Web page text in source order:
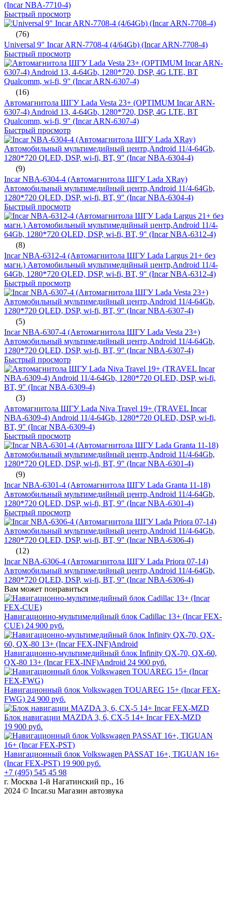
(Incar NBA-7710-4)
Быстрый просмотр
(76)
Universal 9" Incar ARN-7708-4 (4/64Gb) (Incar ARN-7708-4)
Быстрый просмотр
(16)
Автомагнитола ШГУ Lada Vesta 23+ (OPTIMUM Incar ARN-
6307-4) Android 13, 4-64Gb, 1280*720, DSP, 4G LTE, BT
Qualcomm, wi-fi, 9" (Incar ARN-6307-4)
Быстрый просмотр
(9)
Incar NBA-6304-4 (Автомагнитола ШГУ Lada XRay)
Автомобильный мультимедийный центр,Android 11/4-64Gb,
1280*720 QLED, DSP, wi-fi, BT, 9" (Incar NBA-6304-4)
Быстрый просмотр
(8)
Incar NBA-6312-4 (Автомагнитола ШГУ Lada Largus 21+ без
магн.) Автомобильный мультимедийный центр,Android 11/4-
64Gb, 1280*720 QLED, DSP, wi-fi, BT, 9" (Incar NBA-6312-4)
Быстрый просмотр
(5)
Incar NBA-6307-4 (Автомагнитола ШГУ Lada Vesta 23+)
Автомобильный мультимедийный центр,Android 11/4-64Gb,
1280*720 QLED, DSP, wi-fi, BT, 9" (Incar NBA-6307-4)
Быстрый просмотр
(3)
Автомагнитола ШГУ Lada Niva Travel 19+ (TRAVEL Incar
NBA-6309-4) Android 11/4-64Gb, 1280*720 QLED, DSP, wi-fi,
BT, 9" (Incar NBA-6309-4)
Быстрый просмотр
(9)
Incar NBA-6301-4 (Автомагнитола ШГУ Lada Granta 11-18)
Автомобильный мультимедийный центр,Android 11/4-64Gb,
1280*720 QLED, DSP, wi-fi, BT, 9" (Incar NBA-6301-4)
Быстрый просмотр
(12)
Incar NBA-6306-4 (Автомагнитола ШГУ Lada Priora 07-14)
Автомобильный мультимедийный центр,Android 11/4-64Gb,
1280*720 QLED, DSP, wi-fi, BT, 9" (Incar NBA-6306-4)
Вам может понравиться
Навигационно-мультимедийный блок Cadillac 13+ (Incar FEX-
CUE) 24 900 руб.
Навигационно-мультимедийный блок Infinity QX-70, QX-60,
QX-80 13+ (Incar FEX-INF)Android 24 900 руб.
Навигационный блок Volkswagen TOUAREG 15+ (Incar FEX-
FWG) 24 900 руб.
Блок навигации MAZDA 3, 6, CX-5 14+ Incar FEX-MZD
19 900 руб.
Навигационный блок Volkswagen PASSAT 16+, TIGUAN 16+
(Incar FEX-PST) 19 900 руб.
+7 (495) 545 45 98
г. Москва 1-й Нагатинский пр., 16
2024 © Incar.su Магазин автозвука